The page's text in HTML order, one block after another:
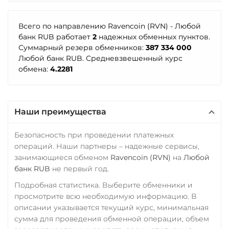
VeChain (VET)
Verge (XVG)
WAVES
Zcash (ZEC)
SOL
POL
ARB
AVAXC
OP
TON
NEAR
Tron (TRX)
TrueUSD (TUSD)
TRUMP
Uniswap (UNI)
ERC20
RUB UAH
Ощадбанк UAH
Почта Банк RUB
Промсвязьбанк RUB
ПУМБ UAH
Райффайзен
UAH
РНКБ RUB
Росбанк RUB
Россельхоз банк RUB
Всего по направлению Ravencoin (RVN) - Любой
банк RUB работает 2 надежных обменных пунктов.
Суммарный резерв обменников: 387 334 000
Любой банк RUB. Средневзвешенный курс
обмена: 4.2281
Наши преимущества
Безопасность при проведении платежных
операций. Наши партнеры – надежные сервисы,
занимающиеся обменом Ravencoin (RVN) на Любой
банк RUB не первый год.
Подробная статистика. Выберите обменники и
просмотрите всю необходимую информацию. В
описании указывается текущий курс, минимальная
сумма для проведения обменной операции, объем